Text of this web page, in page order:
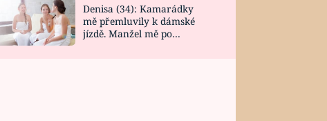
Denisa (34): Kamarádky
mě přemluvily k dámské
jízdě. Manžel mě po